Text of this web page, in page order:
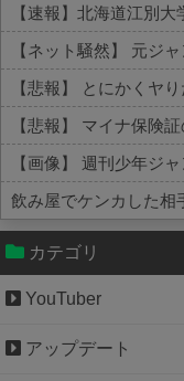
【悲報】 マイナ保険
Powered by livedoor 相
カテゴリ
YouTuber
アップデート